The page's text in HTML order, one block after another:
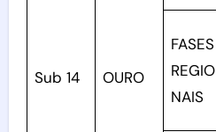
Sub 14 OURO
FASES
REGIO
NAIS